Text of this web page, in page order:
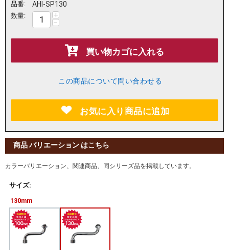
品番: AHI-SP130
数量: +
−
買い物カゴに入れる
この商品について問い合わせる
お気に入り商品に追加
商品 バリエーション はこちら
カラーバリエーション、関連商品、同シリーズ品を掲載しています。
サイズ:
130mm